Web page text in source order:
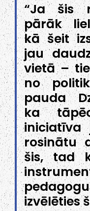
“Ja šis
pārāk
kā šeit
jau
vietā –
no
pauda
ka
iniciatīva
rosinātu
šis, tad
izvēlēties